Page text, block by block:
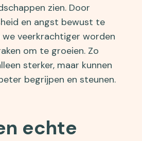
zien. Door
en angst bewust te
we veerkrachtiger worden
om te groeien. Zo
sterker, maar kunnen
begrijpen en steunen.
echte